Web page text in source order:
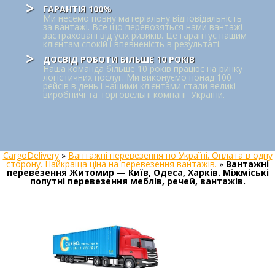
ГАРАНТІЯ 100%
Ми несемо повну матеріальну відповідальність
за вантажі. Все що перевозяться нами вантажі
застраховані від усіх ризиків. Це гарантує нашим
клієнтам спокій і впевненість в результаті.
ДОСВІД РОБОТИ БІЛЬШЕ 10 РОКІВ
Наша команда більше 10 років працює на ринку
логістичних послуг. Ми виконуємо понад 100
рейсів в день і нашими клієнтами стали великі
виробничі та торговельні компанії України.
CargoDelivery»Вантажні перевезення по Україні. Оплата в одну
сторону. Найкраща ціна на перевезення вантажів.»Вантажні
перевезення Житомир — Київ, Одеса, Харків. Міжміські
попутні перевезення меблів, речей, вантажів.